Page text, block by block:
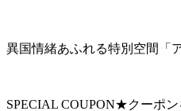
異国情緒あふれる特別空間「
SPECIAL COUPON★クーポ